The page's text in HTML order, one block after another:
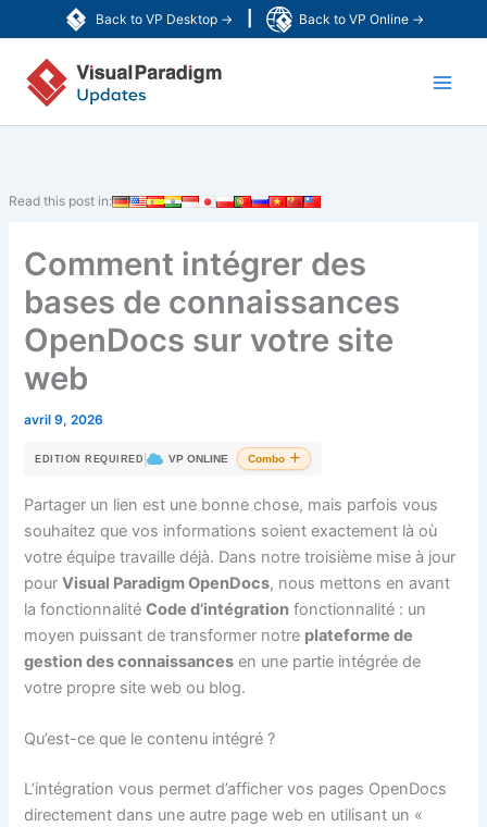
Back to VP Desktop → Back to VP Online →
au
contenu
Read this post in:
Comment intégrer des
bases de connaissances
OpenDocs sur votre site
web
avril 9, 2026
EDITION REQUIRED | VP ONLINE Combo
Partager un lien est une bonne chose, mais parfois vous
souhaitez que vos informations soient exactement là où
votre équipe travaille déjà. Dans notre troisième mise à jour
pourVisual Paradigm OpenDocs, nous mettons en avant
la fonctionnalitéCode d’intégration fonctionnalité : un
moyen puissant de transformer notre plateforme de
gestion des connaissances en une partie intégrée de
votre propre site web ou blog.
Qu’est-ce que le contenu intégré ?
L’intégration vous permet d’afficher vos pages OpenDocs
directement dans une autre page web en utilisant un «